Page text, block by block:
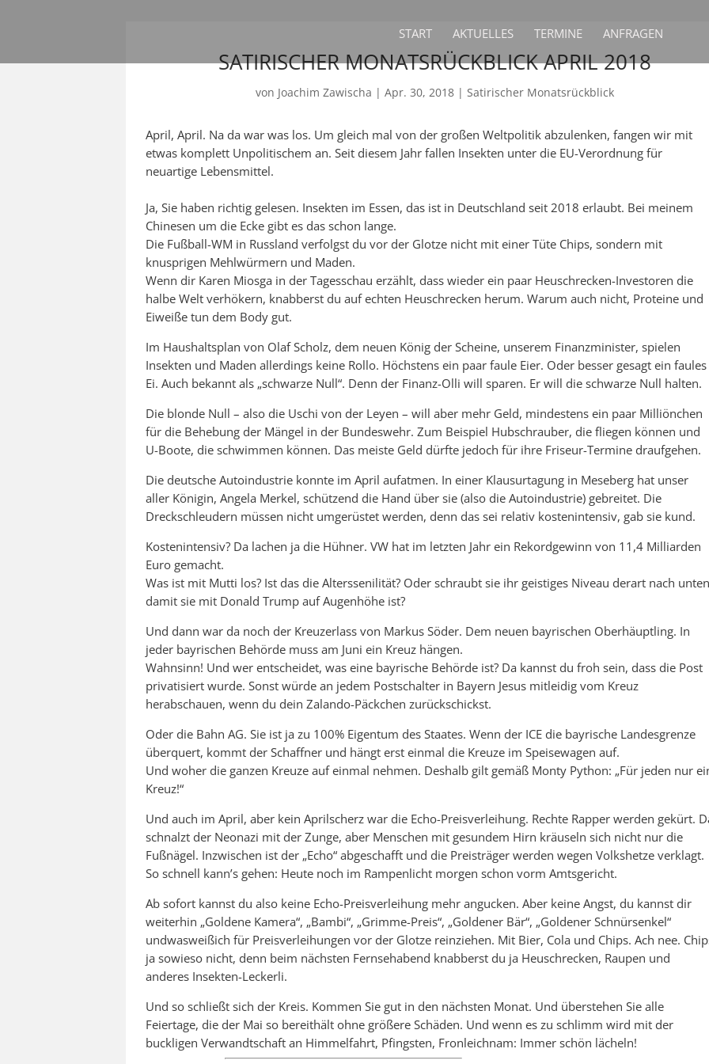
START AKTUELLES TERMINE ANFRAGEN
SATIRISCHER MONATSRÜCKBLICK APRIL 2018
von Joachim Zawischa | Apr. 30, 2018| Satirischer Monatsrückblick
April, April. Na da war was los. Um gleich mal von der großen Weltpolitik abzulenken, fangen wir mit
etwas komplett Unpolitischem an. Seit diesem Jahr fallen Insekten unter die EU-Verordnung für
neuartige Lebensmittel.
Ja, Sie haben richtig gelesen. Insekten im Essen, das ist in Deutschland seit 2018 erlaubt. Bei meinem
Chinesen um die Ecke gibt es das schon lange.
Die Fußball-WM in Russland verfolgst du vor der Glotze nicht mit einer Tüte Chips, sondern mit
knusprigen Mehlwürmern und Maden.
Wenn dir Karen Miosga in der Tagesschau erzählt, dass wieder ein paar Heuschrecken-Investoren die
halbe Welt verhökern, knabberst du auf echten Heuschrecken herum. Warum auch nicht, Proteine und
Eiweiße tun dem Body gut.
Im Haushaltsplan von Olaf Scholz, dem neuen König der Scheine, unserem Finanzminister, spielen
Insekten und Maden allerdings keine Rollo. Höchstens ein paar faule Eier. Oder besser gesagt ein faules
Ei. Auch bekannt als „schwarze Null“. Denn der Finanz-Olli will sparen. Er will die schwarze Null halten.
Die blonde Null – also die Uschi von der Leyen – will aber mehr Geld, mindestens ein paar Milliönchen
für die Behebung der Mängel in der Bundeswehr. Zum Beispiel Hubschrauber, die fliegen können und
U-Boote, die schwimmen können. Das meiste Geld dürfte jedoch für ihre Friseur-Termine draufgehen.
Die deutsche Autoindustrie konnte im April aufatmen. In einer Klausurtagung in Meseberg hat unser
aller Königin, Angela Merkel, schützend die Hand über sie (also die Autoindustrie) gebreitet. Die
Dreckschleudern müssen nicht umgerüstet werden, denn das sei relativ kostenintensiv, gab sie kund.
Kostenintensiv? Da lachen ja die Hühner. VW hat im letzten Jahr ein Rekordgewinn von 11,4 Milliarden
Euro gemacht.
Was ist mit Mutti los? Ist das die Alterssenilität? Oder schraubt sie ihr geistiges Niveau derart nach
damit sie mit Donald Trump auf Augenhöhe ist?
Und dann war da noch der Kreuzerlass von Markus Söder. Dem neuen bayrischen Oberhäuptling. In
jeder bayrischen Behörde muss am Juni ein Kreuz hängen.
Wahnsinn! Und wer entscheidet, was eine bayrische Behörde ist? Da kannst du froh sein, dass die Post
privatisiert wurde. Sonst würde an jedem Postschalter in Bayern Jesus mitleidig vom Kreuz
herabschauen, wenn du dein Zalando-Päckchen zurückschickst.
Oder die Bahn AG. Sie ist ja zu 100% Eigentum des Staates. Wenn der ICE die bayrische Landesgrenze
überquert, kommt der Schaffner und hängt erst einmal die Kreuze im Speisewagen auf.
Und woher die ganzen Kreuze auf einmal nehmen. Deshalb gilt gemäß Monty Python: „Für jeden nur
Kreuz!“
Und auch im April, aber kein Aprilscherz war die Echo-Preisverleihung. Rechte Rapper werden gekürt.
schnalzt der Neonazi mit der Zunge, aber Menschen mit gesundem Hirn kräuseln sich nicht nur die
Fußnägel. Inzwischen ist der „Echo“ abgeschafft und die Preisträger werden wegen Volkshetze verklagt.
So schnell kann’s gehen: Heute noch im Rampenlicht morgen schon vorm Amtsgericht.
Ab sofort kannst du also keine Echo-Preisverleihung mehr angucken. Aber keine Angst, du kannst dir
weiterhin „Goldene Kamera“, „Bambi“, „Grimme-Preis“, „Goldener Bär“, „Goldener Schnürsenkel“
undwasweißich für Preisverleihungen vor der Glotze reinziehen. Mit Bier, Cola und Chips. Ach nee.
ja sowieso nicht, denn beim nächsten Fernsehabend knabberst du ja Heuschrecken, Raupen und
anderes Insekten-Leckerli.
Und so schließt sich der Kreis. Kommen Sie gut in den nächsten Monat. Und überstehen Sie alle
Feiertage, die der Mai so bereithält ohne größere Schäden. Und wenn es zu schlimm wird mit der
buckligen Verwandtschaft an Himmelfahrt, Pfingsten, Fronleichnam: Immer schön lächeln!